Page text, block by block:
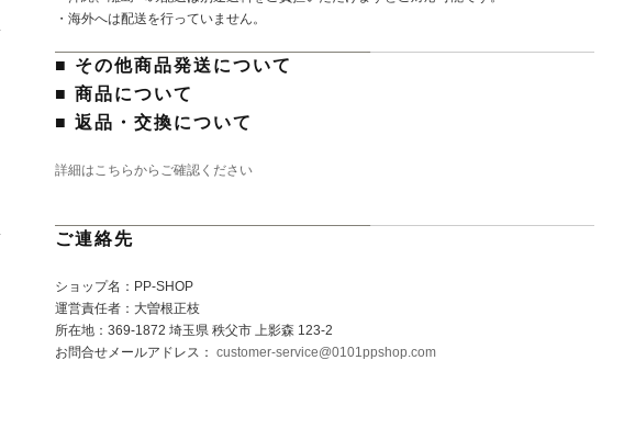
・海外へは配送を行っていません。
■ その他商品発送について
■ 商品について
■ 返品・交換について
詳細はこちらからご確認ください
ご連絡先
ショップ名：PP-SHOP
運営責任者：大曽根正枝
所在地：369-1872 埼玉県 秩父市 上影森 123-2
お問合せメールアドレス：customer-service@0101ppshop.com